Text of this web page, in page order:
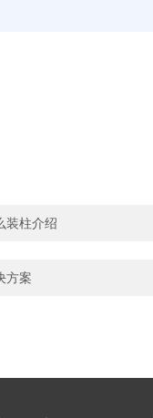
装柱介绍
方案